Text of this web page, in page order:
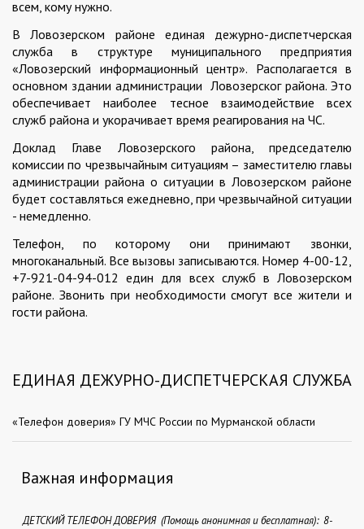
всем, кому нужно.
В Ловозерском районе единая дежурно-диспетчерская
служба в структуре муниципального предприятия
«Ловозерский информационный центр». Располагается в
основном здании администрации Ловозерског района. Это
обеспечивает наиболее тесное взаимодействие всех
служб района и укорачивает время реагирования на ЧС.
Доклад Главе Ловозерского района, председателю
комиссии по чрезвычайным ситуациям – заместителю главы
администрации района о ситуации в Ловозерском районе
будет составляться ежедневно, при чрезвычайной ситуации
- немедленно.
Телефон, по которому они принимают звонки,
многоканальный. Все вызовы записываются. Номер 4-00-12,
+7-921-04-94-012 един для всех служб в Ловозерском
районе. Звонить при необходимости смогут все жители и
гости района.
ЕДИНАЯ ДЕЖУРНО-ДИСПЕТЧЕРСКАЯ СЛУЖБА
«Телефон доверия» ГУ МЧС России по Мурманской области
Важная информация
ДЕТСКИЙ ТЕЛЕФОН ДОВЕРИЯ (Помощь анонимная и бесплатная): 8-